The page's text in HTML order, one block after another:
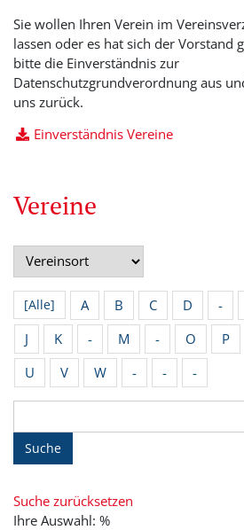
Sie wollen Ihren Verein im
lassen oder es hat sich der Vorstand
bitte die Einverständnis zur
Datenschutzgrundverordnung aus
uns zurück.
Einverständnis Vereine
Vereine
[Alle] A B C D -
J
K - M - O P
U
V W - - -
Suche
Suche zurücksetzen
Ihre Auswahl: %